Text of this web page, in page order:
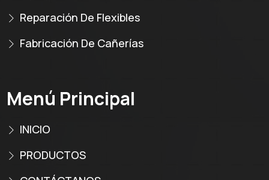
Reparación De Flexibles
Fabricación De Cañerías
Menú Principal
INICIO
PRODUCTOS